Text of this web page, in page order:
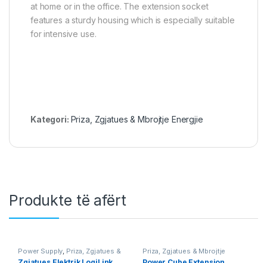
at home or in the office. The extension socket
features a sturdy housing which is especially suitable
for intensive use.
Kategori: Priza, Zgjatues & Mbrojtje Energjie
Produkte të afërt
Power Supply, Priza, Zgjatues &
Mbrojtje Energjie
Priza, Zgjatues & Mbrojtje
Energjie